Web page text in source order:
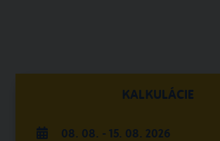
KALKULÁCIE
08. 08. - 15. 08. 2026